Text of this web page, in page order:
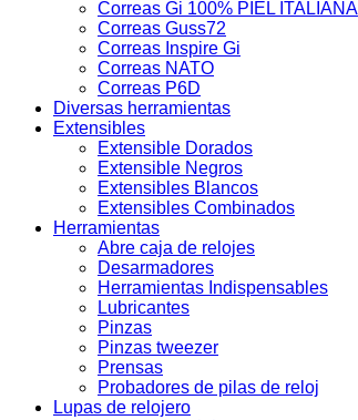
Correas Gi 100% PIEL ITALIANA
Correas Guss72
Correas Inspire Gi
Correas NATO
Correas P6D
Diversas herramientas
Extensibles
Extensible Dorados
Extensible Negros
Extensibles Blancos
Extensibles Combinados
Herramientas
Abre caja de relojes
Desarmadores
Herramientas Indispensables
Lubricantes
Pinzas
Pinzas tweezer
Prensas
Probadores de pilas de reloj
Lupas de relojero